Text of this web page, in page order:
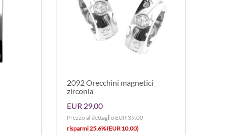
2092 Orecchini magnetici
zirconia
EUR 29,00
Prezzo al dettaglio EUR 39,00
risparmi 25.6% (EUR 10,00)